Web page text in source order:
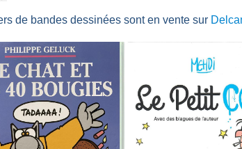
de bandes dessinées sont en vente sur